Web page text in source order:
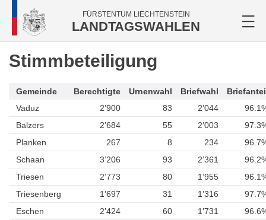
FÜRSTENTUM LIECHTENSTEIN
LANDTAGSWAHLEN
Stimmbeteiligung
Gemeinde Berechtigte Urnenwahl Briefwahl
Vaduz
2’900 83 2’044
Balzers
2’684 55 2’003
Planken
267 8 234
Schaan
3’206 93 2’361
Triesen
2’773 80 1’955
Triesenberg
1’697 31 1’316
Eschen
2’424 60 1’731